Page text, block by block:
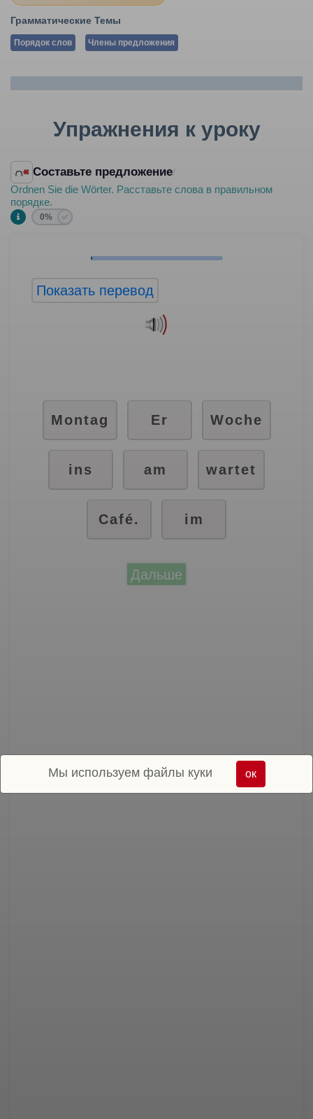
Грамматические Темы
Порядок слов Члены предложения
Упражнения к уроку
Составьте предложение/
Ordnen Sie die Wörter. Расставьте слова в правильном
порядке.
0%
Показать перевод
Montag Er Woche
ins am wartet
Café. im
Дальше
Мы используем файлы куки ок